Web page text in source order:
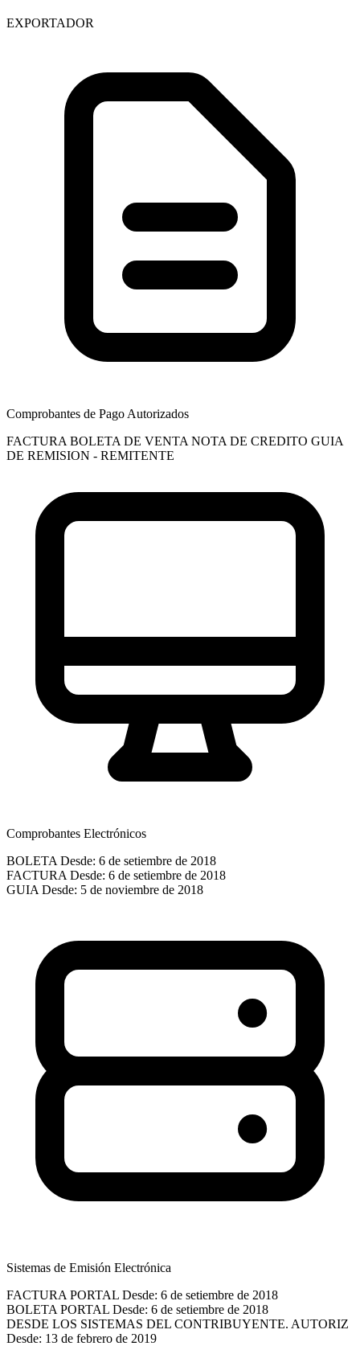
EXPORTADOR
Comprobantes de Pago Autorizados
FACTURA BOLETA DE VENTA NOTA DE CREDITO GUIA
DE REMISION - REMITENTE
Comprobantes Electrónicos
BOLETA Desde: 6 de setiembre de 2018
FACTURA Desde: 6 de setiembre de 2018
GUIA Desde: 5 de noviembre de 2018
Sistemas de Emisión Electrónica
FACTURA PORTAL Desde: 6 de setiembre de 2018
BOLETA PORTAL Desde: 6 de setiembre de 2018
DESDE LOS SISTEMAS DEL CONTRIBUYENTE. AUTORIZ
Desde: 13 de febrero de 2019